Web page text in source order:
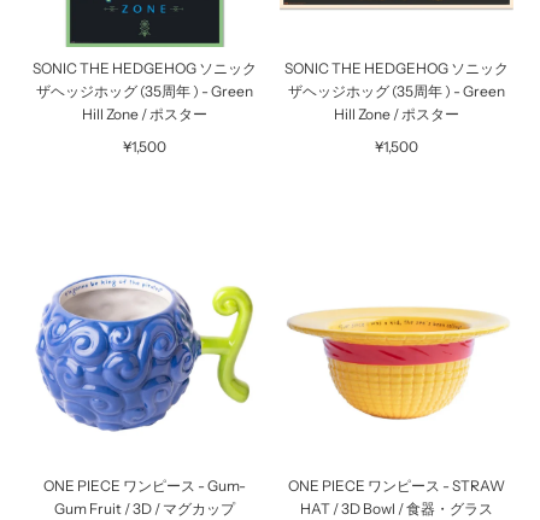
SONIC THE HEDGEHOG ソニック
ザヘッジホッグ (35周年 ) - Green
Hill Zone / ポスター
¥1,500
SONIC THE HEDGEHOG ソニック
ザヘッジホッグ (35周年 ) - Green
Hill Zone / ポスター
¥1,500
ONE PIECE ワンピース - Gum-
Gum Fruit / 3D / マグカップ
ONE PIECE ワンピース - STRAW
HAT / 3D Bowl / 食器・グラス